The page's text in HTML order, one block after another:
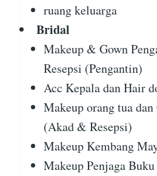
ruang keluarga
Bridal
Makeup & Gown
Resepsi (Pengantin)
Acc Kepala dan Hair
Makeup orang tua dan
(Akad & Resepsi)
Makeup Kembang
Makeup Penjaga